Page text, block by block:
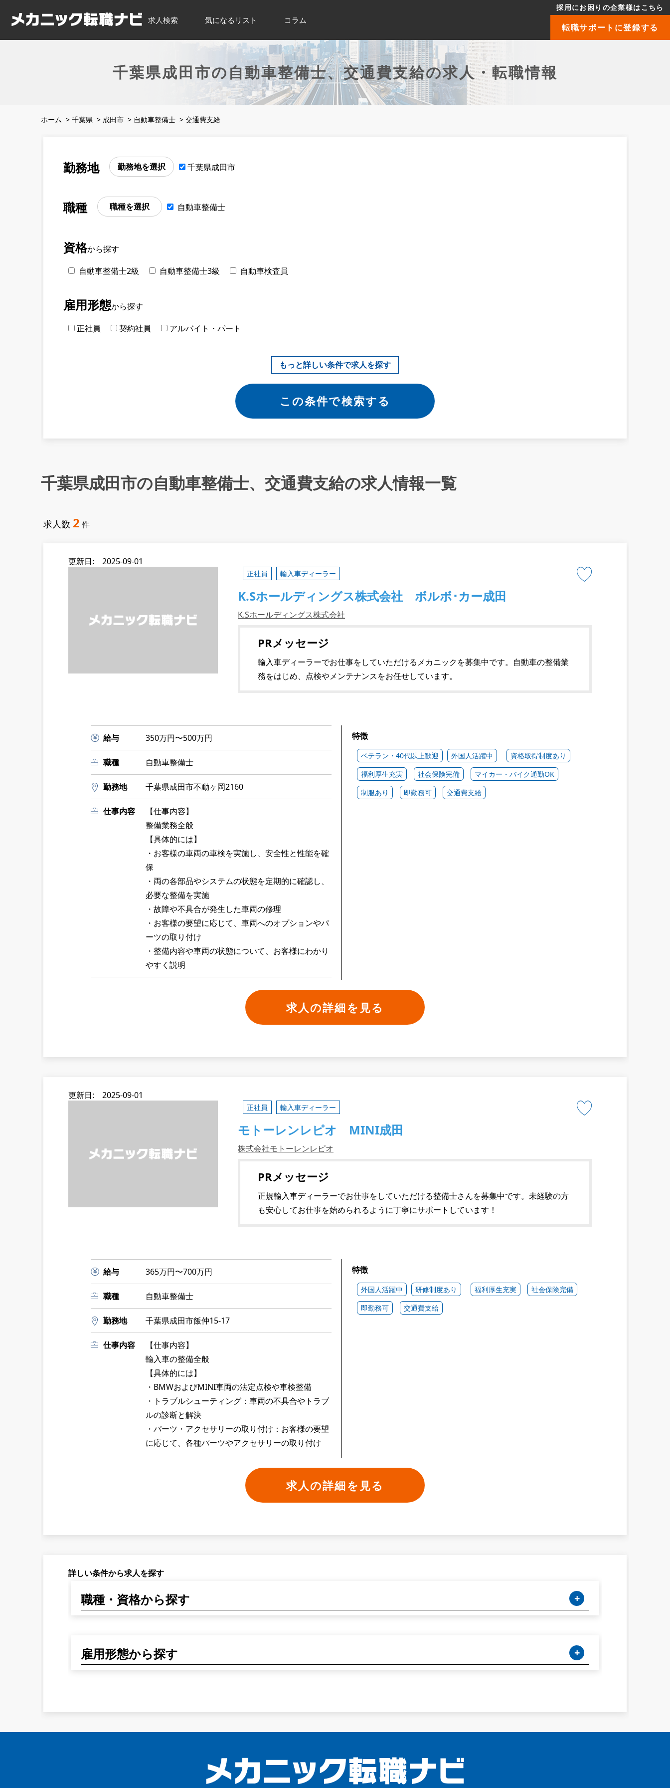
求人検索 気になるリスト コラム
採用にお困りの企業様はこちら
転職サポートに登録する
千葉県成田市の自動車整備士、交通費支給の求人・転職情報
ホーム > 千葉県 > 成田市 > 自動車整備士 > 交通費支給
勤務地 勤務地を選択 千葉県成田市
職種 職種を選択 自動車整備士
資格から探す
自動車整備士2級
自動車整備士3級 自動車検査員
雇用形態から探す
正社員
契約社員 アルバイト・パート
千葉県成田市の自動車整備士、交通費支給の求人情報一覧
求人数 2 件
更新日: 2025-09-01
正社員 輸入車ディーラー
K.Sホールディングス株式会社 ボルボ･カー成田
K.Sホールディングス株式会社
PRメッセージ
輸入車ディーラーでお仕事をしていただけるメカニックを募集中です。自動車の整備業
務をはじめ、点検やメンテナンスをお任せしています。
給与 350万円〜500万円
職種 自動車整備士
勤務地 千葉県成田市不動ヶ岡2160
仕事内容
【仕事内容】
整備業務全般
【具体的には】
・お客様の車両の車検を実施し、安全性と性能を確
保
・両の各部品やシステムの状態を定期的に確認し、
必要な整備を実施
・故障や不具合が発生した車両の修理
・お客様の要望に応じて、車両へのオプションやパ
ーツの取り付け
・整備内容や車両の状態について、お客様にわかり
やすく説明
特徴
ベテラン・40代以上歓迎 外国人活躍中
資格取得制度あり
福利厚生充実
社会保険完備
マイカー・バイク通勤OK
制服あり
即勤務可 交通費支給
求人の詳細を見る
更新日: 2025-09-01
正社員 輸入車ディーラー
モトーレンレピオ MINI成田
株式会社モトーレンレピオ
PRメッセージ
正規輸入車ディーラーでお仕事をしていただける整備士さんを募集中です。未経験の方
も安心してお仕事を始められるように丁寧にサポートしています！
給与 365万円〜700万円
職種 自動車整備士
勤務地 千葉県成田市飯仲15-17
仕事内容
【仕事内容】
輸入車の整備全般
【具体的には】
・BMWおよびMINI車両の法定点検や車検整備
・トラブルシューティング：車両の不具合やトラブ
ルの診断と解決
・パーツ・アクセサリーの取り付け：お客様の要望
に応じて、各種パーツやアクセサリーの取り付け
特徴
外国人活躍中 研修制度あり 福利厚生充実
社会保険完備
即勤務可
交通費支給
求人の詳細を見る
詳しい条件から求人を探す
職種・資格から探す
雇用形態から探す